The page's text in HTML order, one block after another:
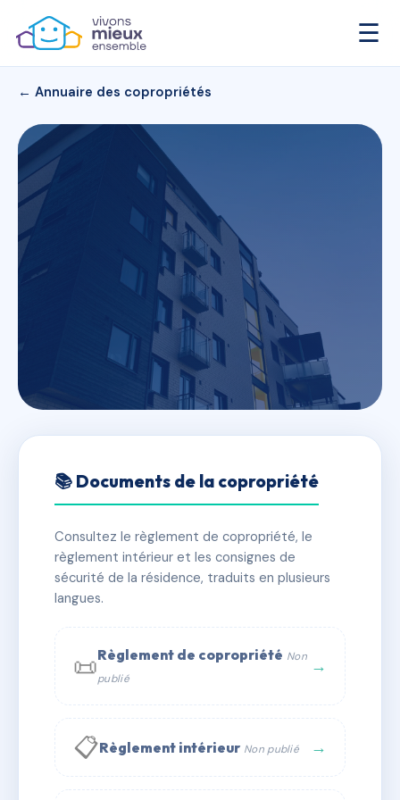
☰
← Annuaire des copropriétés
copropriété du 11 avenue de
Verdun 13400 Aubagne
📍 11 av de verdun 13400 Aubagne
✓ Immatriculée 🏠 7 lots 🏗 1 bâtiment(s)
📞 Contacter Syndic Digital 💬 WhatsApp
✉ Email
📚 Documents de la copropriété
Consultez le règlement de copropriété, le
règlement intérieur et les consignes de
sécurité de la résidence, traduits en plusieurs
langues.
📜Règlement de copropriété Non
publié
→
📋Règlement intérieur Non publié →